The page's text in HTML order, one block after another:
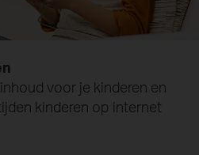
voor je kinderen en
kinderen op internet